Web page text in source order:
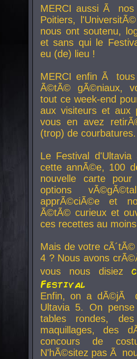
MERCI aussi Ã nos
Poitiers,
nous ont soutenu,
et sans qui le
eu (de) lieu !
MERCI enfin Ã
Ã©tÃ© gÃ©niaux,
tout ce week-end
aux visiteurs et aux
vous en avez
(trop) de courbatures.
Le Festival
cette annÃ©e, 100
nouvelle carte
options
apprÃ©ciÃ©e et
Ã©tÃ© curieux et
ces recettes au
Mais de votre
4 ? Nous avons
vous nous disiez
Festival
Enfin, on a dÃ©jÃ
Ultavia 5. On
tables rondes,
maquillages, des
concours de
N'hÃ©sitez pas Ã